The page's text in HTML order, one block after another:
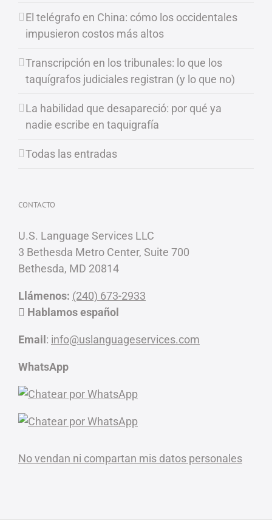
El telégrafo en China: cómo los occidentales
impusieron costos más altos
Transcripción en los tribunales: lo que los
taquígrafos judiciales registran (y lo que no)
La habilidad que desapareció: por qué ya
nadie escribe en taquigrafía
Todas las entradas
CONTACTO
U.S. Language Services LLC
3 Bethesda Metro Center, Suite 700
Bethesda, MD 20814
Llámenos: (240) 673-2933
Hablamos español
Email: info@uslanguageservices.com
WhatsApp
No vendan ni compartan mis datos personales